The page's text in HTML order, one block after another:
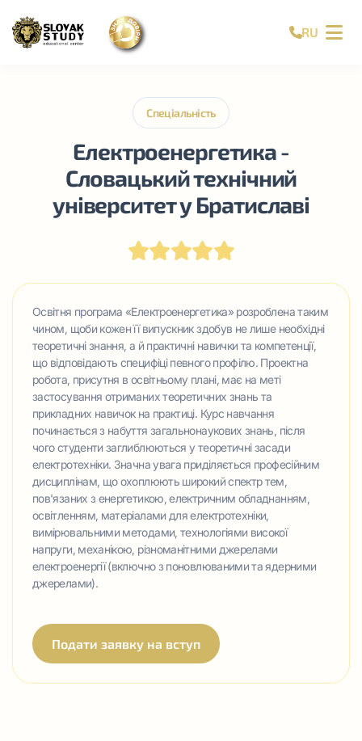
RU
Спеціальність
Електроенергетика -
Словацький технічний
університет у Братиславі
Освітня програма «Електроенергетика» розроблена таким
чином, щоби кожен її випускник здобув не лише необхідні
теоретичні знання, а й практичні навички та компетенції,
що відповідають специфіці певного профілю. Проектна
робота, присутня в освітньому плані, має на меті
застосування отриманих теоретичних знань та
прикладних навичок на практиці. Курс навчання
починається з набуття загальнонаукових знань, після
чого студенти заглиблюються у теоретичні засади
електротехніки. Значна увага приділяється професійним
дисциплінам, що охоплюють широкий спектр тем,
пов'язаних з енергетикою, електричним обладнанням,
освітленням, матеріалами для електротехніки,
вимірювальними методами, технологіями високої
напруги, механікою, різноманітними джерелами
електроенергії (включно з поновлюваними та ядерними
джерелами).
Подати заявку на вступ